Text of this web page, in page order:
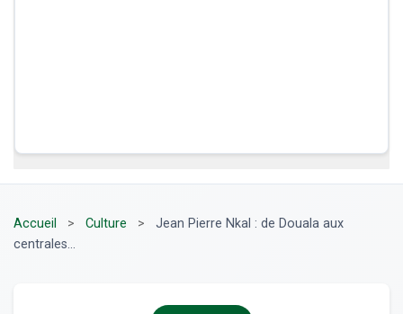
Accueil > Culture >
Jean Pierre Nkal : de Douala aux
centrales...